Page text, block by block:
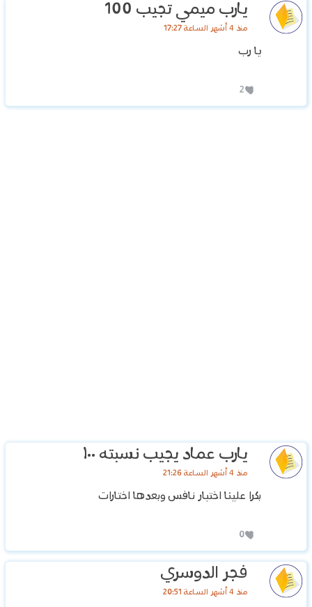
يارب ميمي تجيب 100
منذ 4 أشهر الساعة 17:27
يا رب
2
يارب عماد يجيب نسبته ١٠٠
منذ 4 أشهر الساعة 21:26
بكرا علينا اختبار نافس وبعدها اختارات
0
فجر الدوسري
منذ 4 أشهر الساعة 20:51